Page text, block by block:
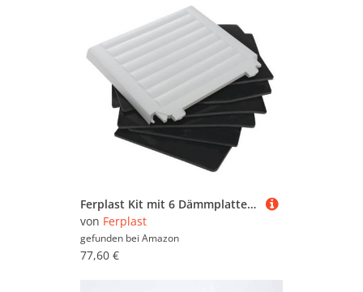
Ferplast Kit mit 6 Dämmplatten für die Hundehütten Modell DOGVILLA 90, Dämmplatte für Hundehütten, Wärmedämmplatten, Einfache Montage, 74 x 57 x H 9 cm
von Ferplast
gefunden bei Amazon
77,60 €